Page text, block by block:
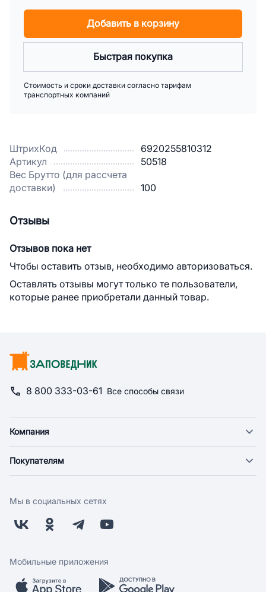
ШтрихКод
6920255810312
Артикул
50518
Вес Брутто (для рассчета
доставки)
100
Добавить в корзину
Быстрая покупка
Стоимость и сроки доставки согласно тарифам
транспортных компаний
Отзывы
Отзывов пока нет
Чтобы оставить отзыв, необходимо авторизоваться.
Оставлять отзывы могут только те пользователи,
которые ранее приобретали данный товар.
8 800 333-03-61 Все способы связи
Компания
Новости
Поставщикам
Заводчикам
Обратная связь
Покупателям
Оплата
Бонусная программа
Скидки и акции
Мобильное приложение
Мы в социальных сетях
Мобильные приложения